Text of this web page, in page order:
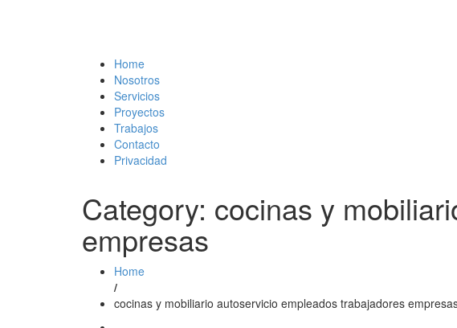
Home
Nosotros
Servicios
Proyectos
Trabajos
Contacto
Privacidad
Category: cocinas y
empresas
Home
/
cocinas y mobiliario autoservicio empleados trabajadores